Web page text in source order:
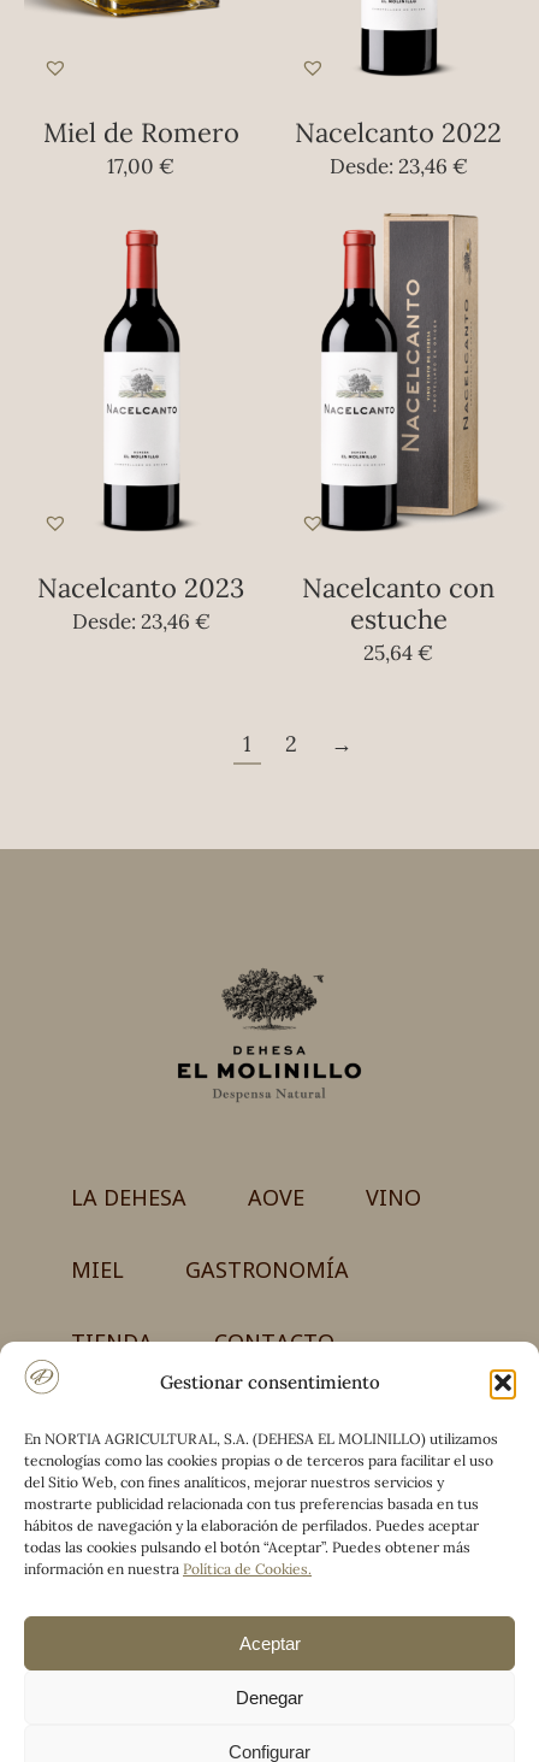
Gestionar consentimiento
En NORTIA AGRICULTURAL, S.A. (DEHESA EL MOLINILLO) utilizamos
tecnologías como las cookies propias o de terceros para facilitar el uso
del Sitio Web, con fines analíticos, mejorar nuestros servicios y
mostrarte publicidad relacionada con tus preferencias basada en tus
hábitos de navegación y la elaboración de perfilados. Puedes aceptar
todas las cookies pulsando el botón “Aceptar”. Puedes obtener más
información en nuestra Política de Cookies.
Aceptar
Denegar
Configurar
Miel de Romero
17,00 €
Nacelcanto 2022
Desde: 23,46 €
Nacelcanto 2023
Desde: 23,46 €
Nacelcanto con
estuche
25,64€
1 2 →
LA DEHESA AOVE VINO
MIEL GASTRONOMÍA
TIENDA CONTACTO
NORTIA AGRICULTURAL, S.A.
Carretera CM-4017, km 50 – Finca el Molinillo
13194 Retuerta del Bullaque (Ciudad Real)
(+34) 925 590 660 / (+34) 690 776 442